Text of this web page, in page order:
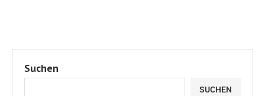
Suchen
SUCHEN